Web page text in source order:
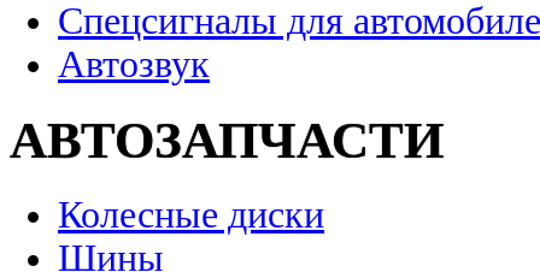
Спецсигналы для
Автозвук
АВТОЗАПЧАСТИ
Колесные диски
Шины